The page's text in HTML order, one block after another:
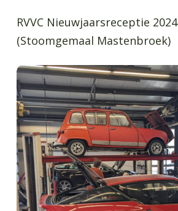
RVVC Nieuwjaarsreceptie 2024
(Stoomgemaal Mastenbroek)